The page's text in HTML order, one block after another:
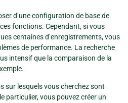
d’une configuration de base de
fonctions. Cependant, si vous
centaines d’enregistrements, vous
de performance. La recherche
intensif que la comparaison de la
sur lesquels vous cherchez sont
particulier, vous pouvez créer un